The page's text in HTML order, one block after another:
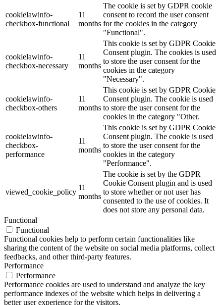
cookielawinfo-
checkbox-functional
11
months
The cookie is set by GDPR cookie
consent to record the user consent
for the cookies in the category
"Functional".
cookielawinfo-
checkbox-necessary
11
months
This cookie is set by GDPR Cookie
Consent plugin. The cookies is used
to store the user consent for the
cookies in the category
"Necessary".
cookielawinfo-
checkbox-others
11
months
This cookie is set by GDPR Cookie
Consent plugin. The cookie is used
to store the user consent for the
cookies in the category "Other.
cookielawinfo-
checkbox-
performance
11
months
This cookie is set by GDPR Cookie
Consent plugin. The cookie is used
to store the user consent for the
cookies in the category
"Performance".
viewed_cookie_policy
11
months
The cookie is set by the GDPR
Cookie Consent plugin and is used
to store whether or not user has
consented to the use of cookies. It
does not store any personal data.
Functional
Functional
Functional cookies help to perform certain functionalities like
sharing the content of the website on social media platforms, collect
feedbacks, and other third-party features.
Performance
Performance
Performance cookies are used to understand and analyze the key
performance indexes of the website which helps in delivering a
better user experience for the visitors.